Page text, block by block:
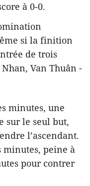
à 0‑0.
si la finition
de trois
Van Thuân -
minutes, une
sur le seul but,
l’ascendant.
minutes, peine à
pour contrer